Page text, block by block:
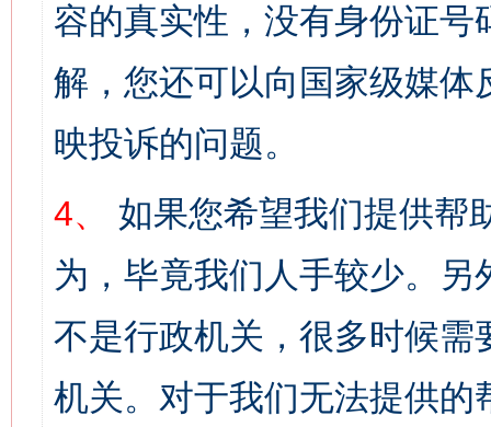
容的真实性，没有身份证
解，您还可以向国家级媒
映投诉的问题。
4、
如果您希望我们提供帮
为，毕竟我们人手较少。
不是行政机关，很多时候
机关。对于我们无法提供